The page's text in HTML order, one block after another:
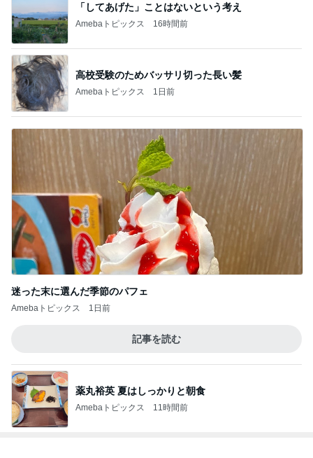
「してあげた」ことはないという考え
Amebaトピックス 16時間前
高校受験のためバッサリ切った長い髪
Amebaトピックス 1日前
迷った末に選んだ季節のパフェ
Amebaトピックス 1日前
記事を読む
薬丸裕英 夏はしっかりと朝食
Amebaトピックス 11時間前